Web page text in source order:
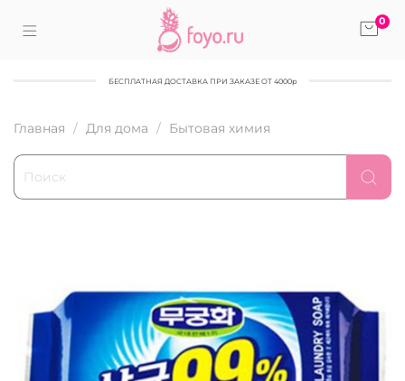
0
БЕСПЛАТНАЯ ДОСТАВКА ПРИ ЗАКАЗЕ ОТ 4000р
Главная Для дома Бытовая химия